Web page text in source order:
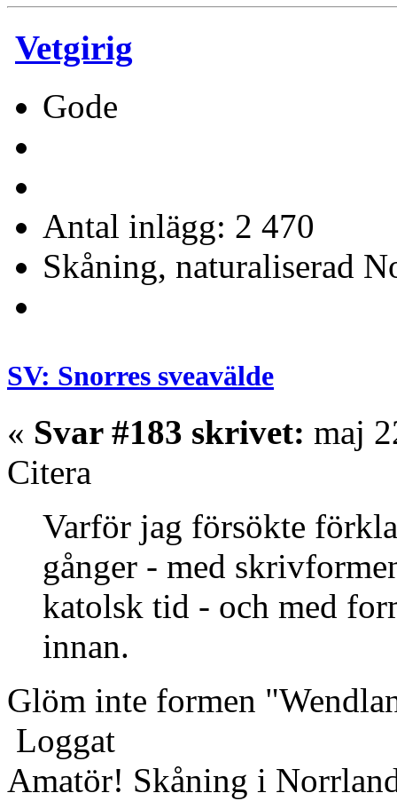
Vetgirig
Gode
Antal inlägg: 2 470
Skåning, naturaliserad
SV: Snorres sveavälde
« Svar #183 skrivet: maj
Citera
Varför jag försökte
gånger - med
katolsk tid - och med
innan.
Glöm inte formen
Loggat
Amatör! Skåning i